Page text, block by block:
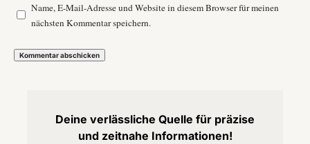
Name, E-Mail-Adresse und Website in diesem Browser für meinen
nächsten Kommentar speichern.
Deine verlässliche Quelle für präzise
und zeitnahe Informationen!